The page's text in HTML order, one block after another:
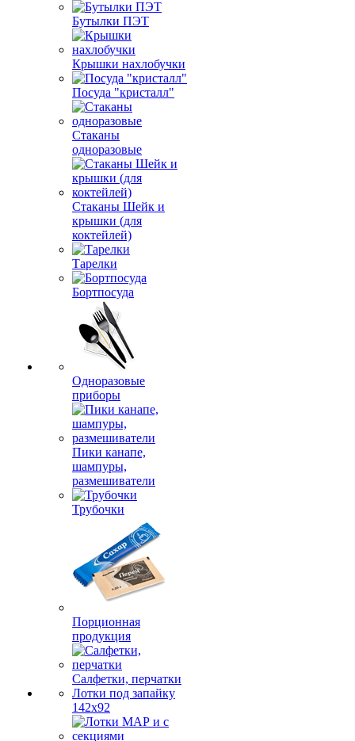
Бутылки ПЭТ
Крышки нахлобучки
Посуда "кристалл"
Стаканы
одноразовые
Стаканы Шейк и
крышки (для
коктейлей)
Тарелки
Бортпосуда
Одноразовые
приборы
Пики канапе,
шампуры,
размешиватели
Трубочки
Порционная
продукция
Салфетки, перчатки
Лотки под запайку
142х92